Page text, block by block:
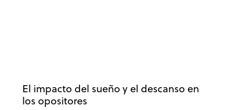
El impacto del sueño y el descanso en
los opositores